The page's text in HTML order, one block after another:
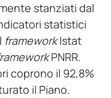
stanziati dal
statistici
frameworkIstat
PNRR.
coprono il 92,8%
il Piano.